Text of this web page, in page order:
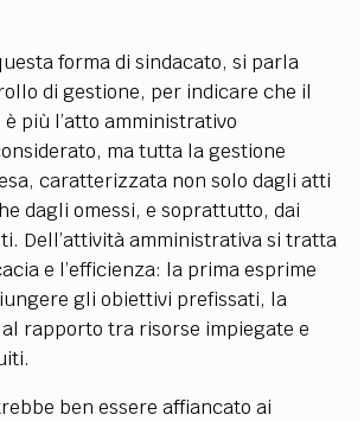
forma di sindacato, si parla
di gestione, per indicare che il
più l’atto amministrativo
ma tutta la gestione
caratterizzata non solo dagli atti
dagli omessi, e soprattutto, dai
Dell’attività amministrativa si tratta
e l’efficienza: la prima esprime
gli obiettivi prefissati, la
rapporto tra risorse impiegate e
ben essere affiancato ai